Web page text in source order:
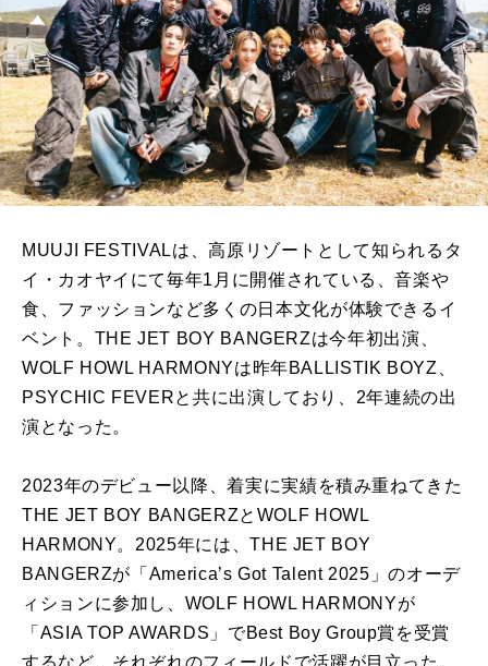
MUUJI FESTIVALは、高原リゾートとして知られるタ
イ・カオヤイにて毎年1月に開催されている、音楽や
食、ファッションなど多くの日本文化が体験できるイ
ベント。THE JET BOY BANGERZは今年初出演、
WOLF HOWL HARMONYは昨年BALLISTIK BOYZ、
PSYCHIC FEVERと共に出演しており、2年連続の出
演となった。
2023年のデビュー以降、着実に実績を積み重ねてきた
THE JET BOY BANGERZとWOLF HOWL
HARMONY。2025年には、THE JET BOY
BANGERZが「America’s Got Talent 2025」のオーデ
ィションに参加し、WOLF HOWL HARMONYが
「ASIA TOP AWARDS」でBest Boy Group賞を受賞
するなど、それぞれのフィールドで活躍が目立った。